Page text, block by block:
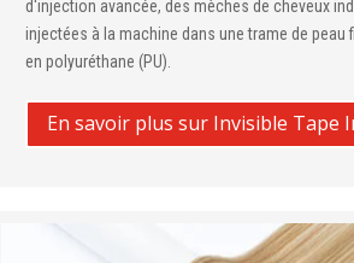
d'injection avancée, des mèches de cheveux
injectées à la machine dans une trame de peau
en polyuréthane (PU).
En savoir plus sur Invisible Tape